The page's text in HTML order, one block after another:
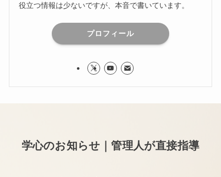
役立つ情報は少ないですが、本音で書いています。
プロフィール
学心のお知らせ｜管理人が直接指導